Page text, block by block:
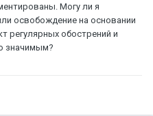
Могу ли я
освобождение на основании
регулярных обострений и
значимым?